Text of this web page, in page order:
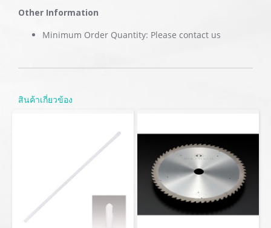
Other Information
Minimum Order Quantity: Please contact us
สินค้าเกี่ยวข้อง